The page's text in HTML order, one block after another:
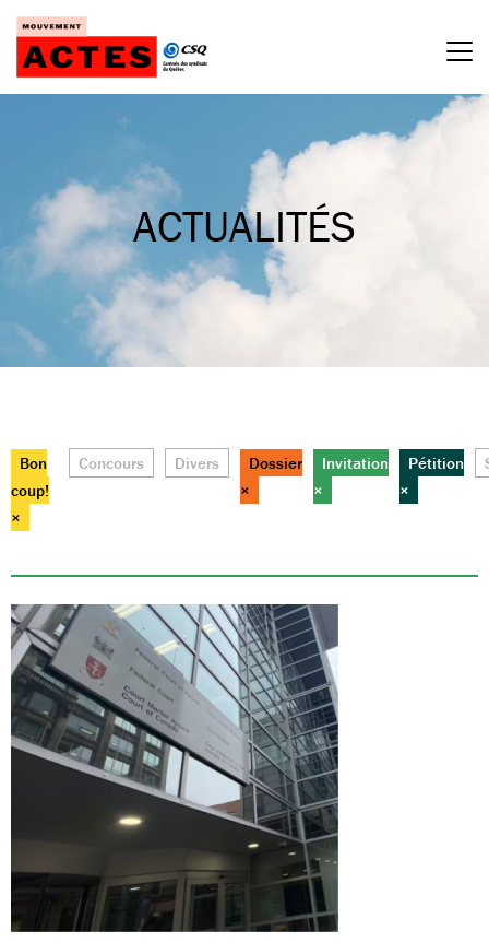
Passer
contenu
ACTUALITÉS
Bon
coup!
×
Concours Divers
Dossier
×
Invitation
×
Pétition
×